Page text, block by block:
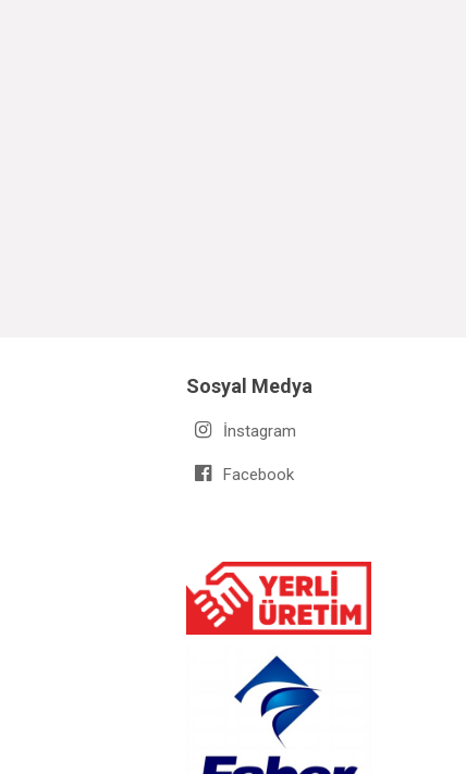
Sosyal Medya
İnstagram
Facebook